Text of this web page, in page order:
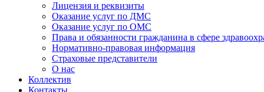
Лицензия и реквизиты
Оказание услуг по ДМС
Оказание услуг по ОМС
Права и обязанности гражданина в сфере
Нормативно-правовая информация
Страховые представители
О нас
Коллектив
Контакты